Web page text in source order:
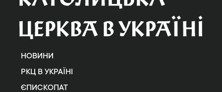
НОВИНИ
РКЦ В УКРАЇНІ
ЄПИСКОПАТ